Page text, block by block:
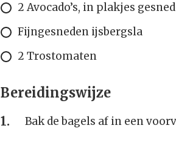
2 Avocado’s, in plakjes
Fijngesneden ijsbergsla
2 Trostomaten
Bereidingswijze
Bak de bagels af in een